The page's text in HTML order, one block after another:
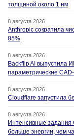
толщиной около 1 нм
8 августа 2026
Anthropic сократила
85%
8 августа 2026
Backflip AI выпустила
параметрические
8 августа 2026
Cloudflare запустила
8 августа 2026
Интенсивные задания
больше энергии, чем